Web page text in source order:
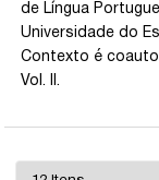
de Língua
Universidade do
Contexto é
Vol. II.